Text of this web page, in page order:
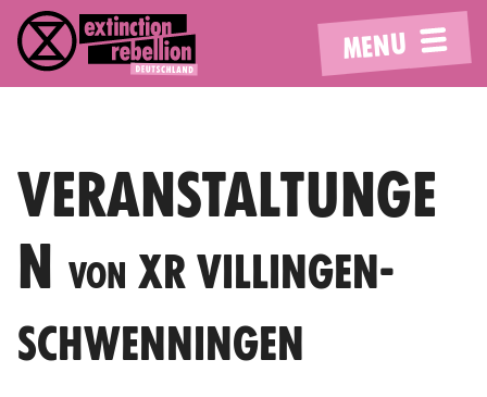
MENU
VERANSTALTUNGE
N VON XR VILLINGEN-
SCHWENNINGEN